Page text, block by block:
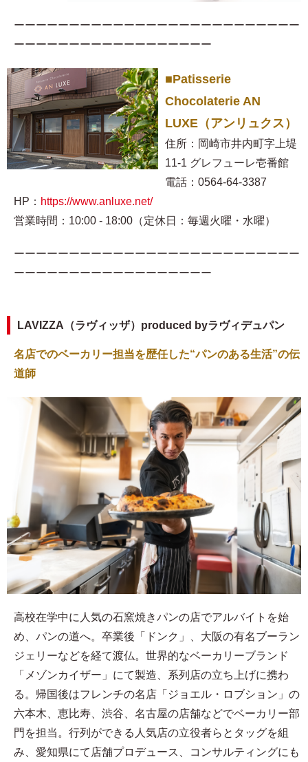
ーーーーーーーーーーーーーーーーーーーーーーーーーー
ーーーーーーーーーーーーーーーーーー
■Patisserie
Chocolaterie AN
LUXE（アンリュクス）
住所：岡崎市井内町字上堤
11-1 グレフューレ壱番館
電話：0564-64-3387
HP： https://www.anluxe.net/
営業時間：10:00 - 18:00（定休日：毎週火曜・水曜）
ーーーーーーーーーーーーーーーーーーーーーーーーーー
ーーーーーーーーーーーーーーーーーー
LAVIZZA（ラヴィッザ）produced byラヴィデュパン
名店でのベーカリー担当を歴任した“パンのある生活”の伝
道師
高校在学中に人気の石窯焼きパンの店でアルバイトを始
め、パンの道へ。卒業後「ドンク」、大阪の有名ブーラン
ジェリーなどを経て渡仏。世界的なベーカリーブランド
「メゾンカイザー」にて製造、系列店の立ち上げに携わ
る。帰国後はフレンチの名店「ジョエル・ロブション」の
六本木、恵比寿、渋谷、名古屋の店舗などでベーカリー部
門を担当。行列ができる人気店の立役者らとタッグを組
み、愛知県にて店舗プロデュース、コンサルティングにも